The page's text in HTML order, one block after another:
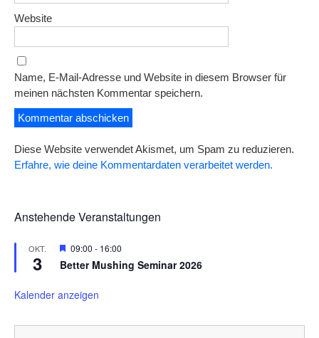
Website
Name, E-Mail-Adresse und Website in diesem Browser für
meinen nächsten Kommentar speichern.
Diese Website verwendet Akismet, um Spam zu reduzieren.
Erfahre, wie deine Kommentardaten verarbeitet werden.
Anstehende Veranstaltungen
OKT.
3
H
r
o
e
09:00 - 16:00
Better Mushing Seminar 2026
Kalender anzeigen